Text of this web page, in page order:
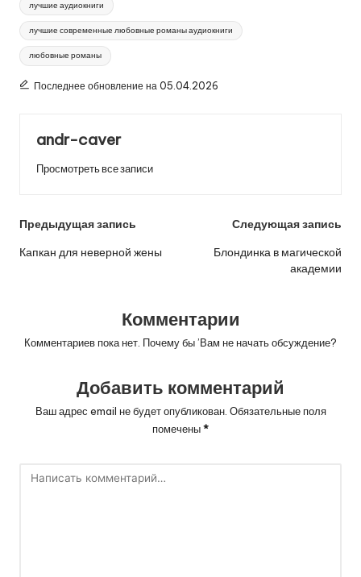
лучшие аудиокниги
лучшие современные любовные романы аудиокниги
любовные романы
Последнее обновление на 05.04.2026
andr-caver
Просмотреть все записи
Навигация
по
Предыдущая запись
Капкан для неверной жены
Следующая запись
Блондинка в магической
академии
Комментарии
Комментариев пока нет. Почему бы ’Вам не начать обсуждение?
Добавить комментарий
Ваш адрес email не будет опубликован. Обязательные поля
помечены*